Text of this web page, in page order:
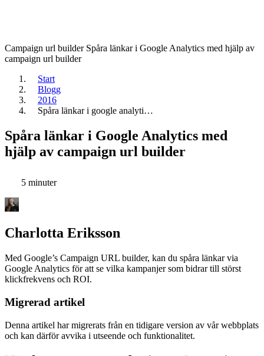
Campaign url builder Spåra länkar i Google Analytics med hjälp av
campaign url builder
Start
Blogg
2016
Spåra länkar i google analyti…
Spåra länkar i Google Analytics med
hjälp av campaign url builder
5 minuter
Charlotta Eriksson
Med Google’s Campaign URL builder, kan du spåra länkar via
Google Analytics för att se vilka kampanjer som bidrar till störst
klickfrekvens och ROI.
Migrerad artikel
Denna artikel har migrerats från en tidigare version av vår webbplats
och kan därför avvika i utseende och funktionalitet.